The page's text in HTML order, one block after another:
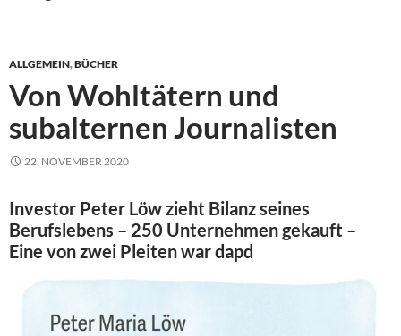
ALLGEMEIN,BÜCHER
Von Wohltätern und
subalternen Journalisten
22. NOVEMBER 2020
Investor Peter Löw zieht Bilanz seines
Berufslebens – 250 Unternehmen gekauft –
Eine von zwei Pleiten war dapd